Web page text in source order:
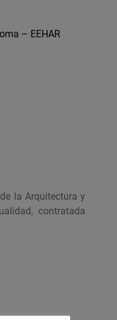
– EEHAR
la Arquitectura y
contratada